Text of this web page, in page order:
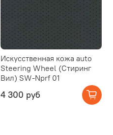
Искусственная кожа auto
Steering Wheel (Стиринг
Вил) SW-Nprf 01
4 300 руб